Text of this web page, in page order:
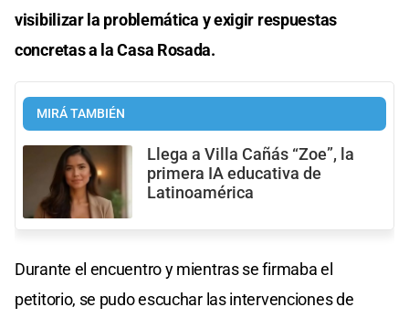
visibilizar la problemática y exigir respuestas
concretas a la Casa Rosada.
MIRÁ TAMBIÉN
Llega a Villa Cañás “Zoe”, la
primera IA educativa de
Latinoamérica
Durante el encuentro y mientras se firmaba el
petitorio, se pudo escuchar las intervenciones de